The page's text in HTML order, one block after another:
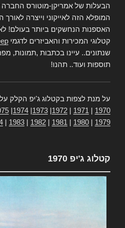
הבעלות של אמריקן-מוטורס
המופלא הזה לאייקוני וייצרה לאורך
האספנות הנחשקים ביותר בעולם!
קטלוגי המכירות והאביזרים לדגמי
שנתונים.. עיינו בכתבות ,תמונות,
תוספות ועוד.. תהנו!
על מנת לצפות בקטלוג ג'יפ הקלק
1970
1971
1972
1973
1974
1979
1980
1981
1982
1983
קטלוג ג'יפ 1970